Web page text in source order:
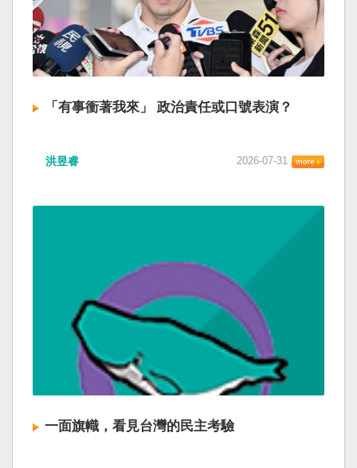
「有事衝著我來」 政治責任或口號表演？
洪昱睿 2026-07-31
一面旗幟，看見台灣的民主考驗